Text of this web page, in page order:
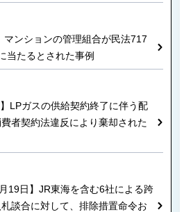
マンションの管理組合が民法717
当たるとされた事例
LPガスの供給契約終了に伴う配
者契約法違反により棄却された
19日】JR東海を含む6社による跨
談合に対して、排除措置命令お